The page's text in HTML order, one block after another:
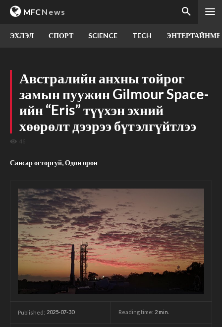
MFCNews
ЭХЛЭЛ СПОРТ SCIENCE TECH
Австралийн анхны тойрог
замын пуужин Gilmour Space-
ийн “Eris” түүхэн эхний
хөөрөлт дээрээ бүтэлгүйтлээ
46
Сансар огторгуй, Одон орон
Published: 2025-07-30 Reading time: 2 min.